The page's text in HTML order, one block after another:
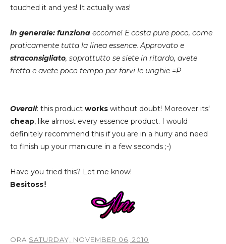
touched it and yes! It actually was!
in generale: funziona eccome! E costa pure poco, come
praticamente tutta la linea essence. Approvato e
straconsigliato, soprattutto se siete in ritardo, avete
fretta e avete poco tempo per farvi le unghie =P
Overall: this product works without doubt! Moreover its'
cheap, like almost every essence product. I would
definitely recommend this if you are in a hurry and need
to finish up your manicure in a few seconds ;-)
Have you tried this? Let me know!
Besitoss!!
ORA SATURDAY, NOVEMBER 06, 2010